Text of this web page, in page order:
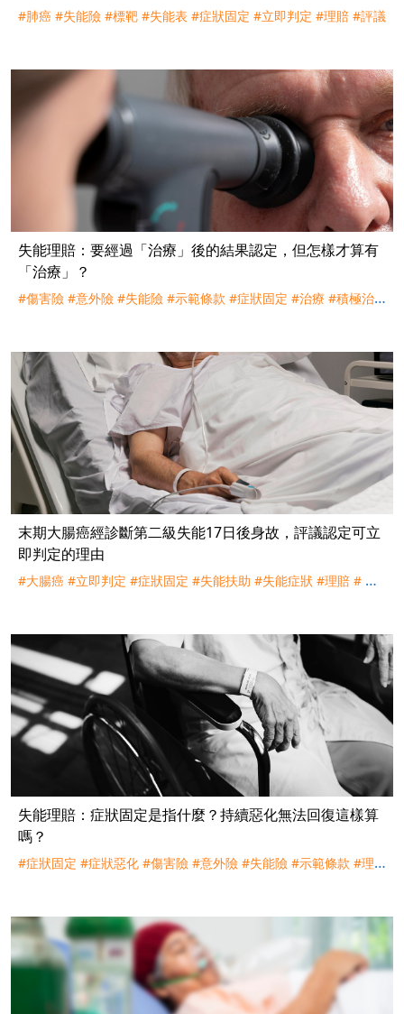
#肺癌 #失能險 #標靶 #失能表 #症狀固定 #立即判定 #理賠 #評議
失能理賠：要經過「治療」後的結果認定，但怎樣才算有
「治療」？
#傷害險 #意外險 #失能險 #示範條款 #症狀固定 #治療 #積極治
末期大腸癌經診斷第二級失能17日後身故，評議認定可立
即判定的理由
#大腸癌 #立即判定 #症狀固定 #失能扶助 #失能症狀 #理賠 # 評
失能理賠：症狀固定是指什麼？持續惡化無法回復這樣算
嗎？
#症狀固定 #症狀惡化 #傷害險 #意外險 #失能險 #示範條款 #理